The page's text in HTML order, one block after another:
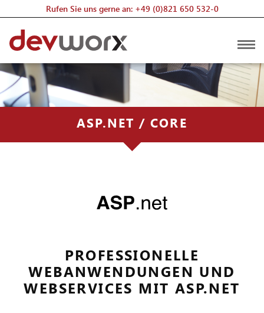
springen
Rufen Sie uns gerne an: +49 (0)821 650 532-0
ASP.NET / CORE
PROFESSIONELLE
WEBANWENDUNGEN UND
WEBSERVICES MIT ASP.NET